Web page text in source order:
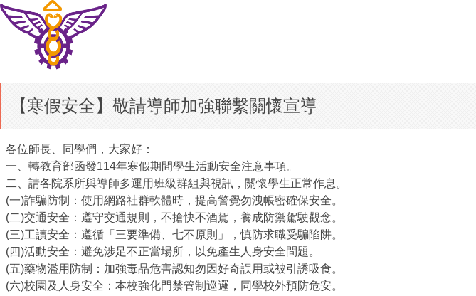
【寒假安全】敬請導師加強聯繫關懷宣導
各位師長、同學們，大家好：
一、轉教育部函發114年寒假期間學生活動安全注意事項。
二、請各院系所與導師多運用班級群組與視訊，關懷學生正常作息。
(一)詐騙防制：使用網路社群軟體時，提高警覺勿洩帳密確保安全。
(二)交通安全：遵守交通規則，不搶快不酒駕，養成防禦駕駛觀念。
(三)工讀安全：遵循「三要準備、七不原則」，慎防求職受騙陷阱。
(四)活動安全：避免涉足不正當場所，以免產生人身安全問題。
(五)藥物濫用防制：加強毒品危害認知勿因好奇誤用或被引誘吸食。
(六)校園及人身安全：本校強化門禁管制巡邏，同學校外預防危安。